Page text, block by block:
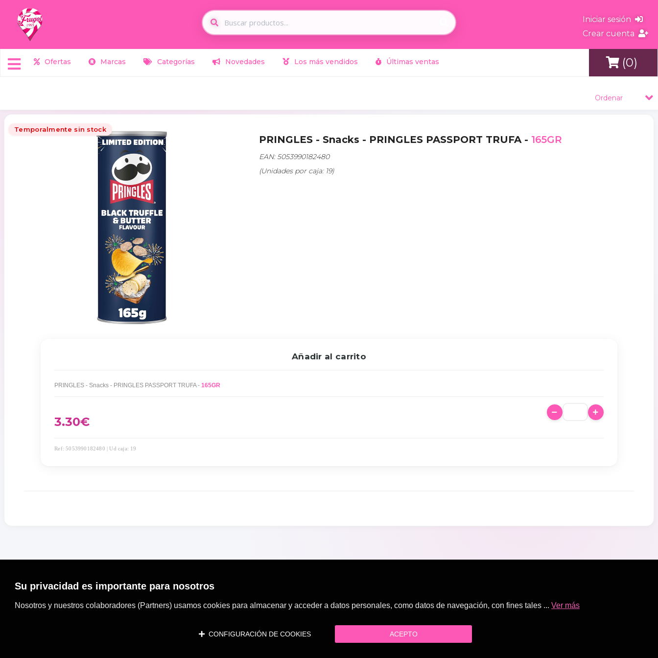
Iniciar sesión
Crear cuenta
Ofertas Marcas Categorías Novedades Los más vendidos Últimas ventas (0)
Ordenar
Temporalmente sin stock
PRINGLES - Snacks - PRINGLES PASSPORT TRUFA - 165GR
EAN: 5053990182480
(Unidades por caja: 19)
Añadir al carrito
PRINGLES - Snacks - PRINGLES PASSPORT TRUFA -165GR
3.30€
Ref: 5053990182480 | Ud caja: 19
Su privacidad es importante para nosotros
Nosotros y nuestros colaboradores (Partners) usamos cookies para almacenar y acceder a datos personales, como datos de navegación, con fines tales ... Ver más
CONFIGURACIÓN DE COOKIES ACEPTO